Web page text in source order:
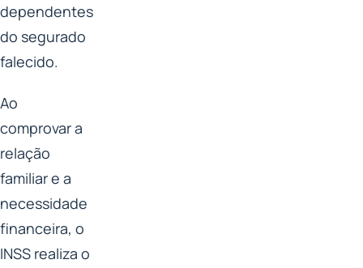
dependentes
do segurado
falecido.
Ao
comprovar a
relação
familiar e a
necessidade
financeira, o
INSS realiza o